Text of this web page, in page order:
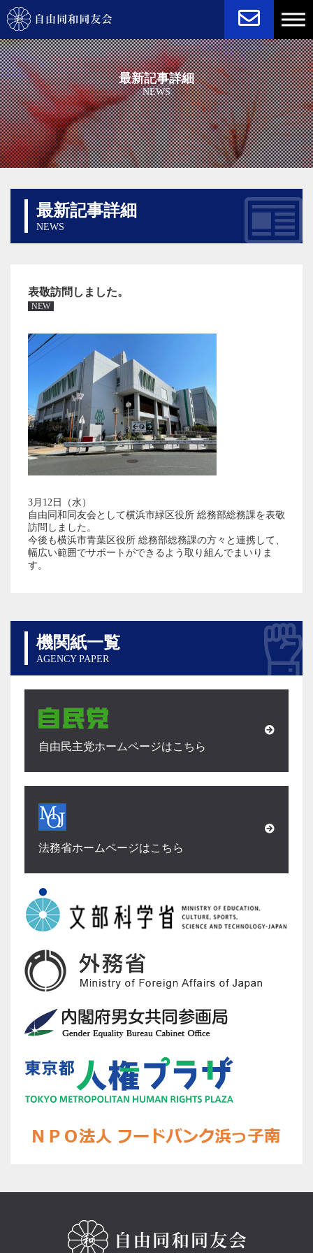
最新記事詳細
NEWS
最新記事詳細
NEWS
表敬訪問しました。
NEW
3月12日（水）
自由同和同友会として横浜市緑区役所 総務部総務課を表敬
訪問しました。
今後も横浜市青葉区役所 総務部総務課の方々と連携して、
幅広い範囲でサポートができるよう取り組んでまいりま
す。
機関紙一覧
AGENCY PAPER
自由民主党ホームページはこちら
法務省ホームページはこちら
STATUTE